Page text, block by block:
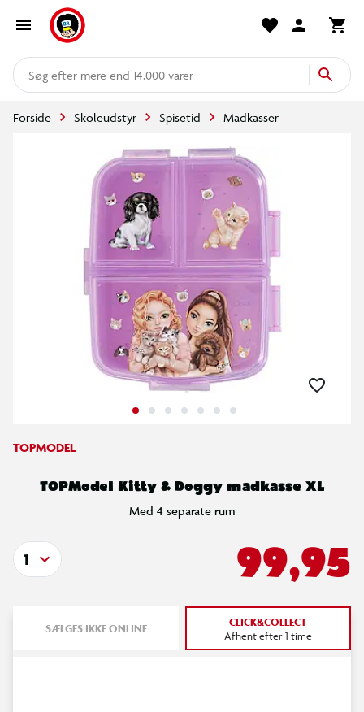
mere end 14.000 varer
Forside Skoleudstyr Spisetid Madkasser
TOPMODEL
TOPModel Kitty & Doggy madkasse XL
Med 4 separate rum
99,95
1
SÆLGES IKKE ONLINE CLICK&COLLECT
Afhent efter 1 time